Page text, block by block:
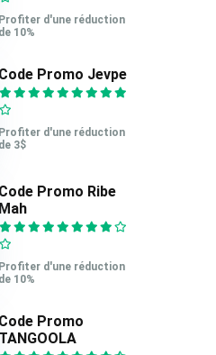
Profiter d'une réduction
de 10%
Code Promo Jevpe
Profiter d'une réduction
de 3$
Code Promo Ribe
Mah
Profiter d'une réduction
de 10%
Code Promo
TANGOOLA